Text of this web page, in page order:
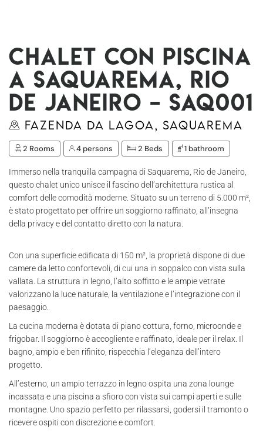
Chalet con piscina
a Saquarema, Rio
de Janeiro – Saq001
Fazenda da Lagoa, Saquarema
2 Rooms 4 persons 2 Beds 1 bathroom
Immerso nella tranquilla campagna di Saquarema, Rio de Janeiro,
questo chalet unico unisce il fascino dell’architettura rustica al
comfort delle comodità moderne. Situato su un terreno di 5.000 m²,
è stato progettato per offrire un soggiorno raffinato, all’insegna
della privacy e del contatto diretto con la natura.
Con una superficie edificata di 150 m², la proprietà dispone di due
camere da letto confortevoli, di cui una in soppalco con vista sulla
vallata. La struttura in legno, l’alto soffitto e le ampie vetrate
valorizzano la luce naturale, la ventilazione e l’integrazione con il
paesaggio.
La cucina moderna è dotata di piano cottura, forno, microonde e
frigobar. Il soggiorno è accogliente e raffinato, ideale per il relax. Il
bagno, ampio e ben rifinito, rispecchia l’eleganza dell’intero
progetto.
All’esterno, un ampio terrazzo in legno ospita una zona lounge
incassata e una piscina a sfioro con vista sui campi aperti e sulle
montagne. Uno spazio perfetto per rilassarsi, godersi il tramonto o
ricevere ospiti con discrezione e comfort.